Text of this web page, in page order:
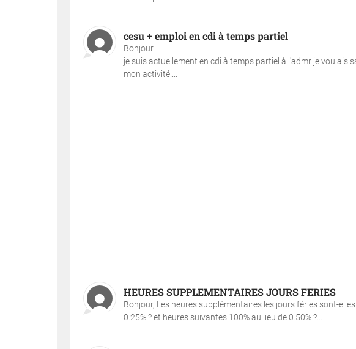
cesu + emploi en cdi à temps partiel
Bonjour
je suis actuellement en cdi à temps partiel à l'admr je voulais
mon activité....
HEURES SUPPLEMENTAIRES JOURS FERIES
Bonjour, Les heures supplémentaires les jours féries sont-
0.25% ? et heures suivantes 100% au lieu de 0.50% ?...